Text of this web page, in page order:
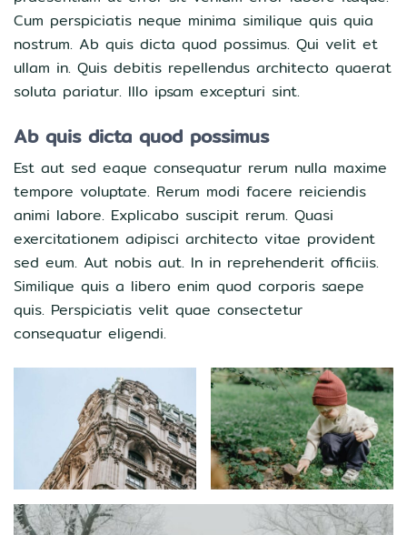
Cum perspiciatis neque minima similique quis quia
nostrum. Ab quis dicta quod possimus. Qui velit et
ullam in. Quis debitis repellendus architecto quaerat
soluta pariatur. Illo ipsam excepturi sint.
Ab quis dicta quod possimus
Est aut sed eaque consequatur rerum nulla maxime
tempore voluptate. Rerum modi facere reiciendis
animi labore. Explicabo suscipit rerum. Quasi
exercitationem adipisci architecto vitae provident
sed eum. Aut nobis aut. In in reprehenderit officiis.
Similique quis a libero enim quod corporis saepe
quis. Perspiciatis velit quae consectetur
consequatur eligendi.